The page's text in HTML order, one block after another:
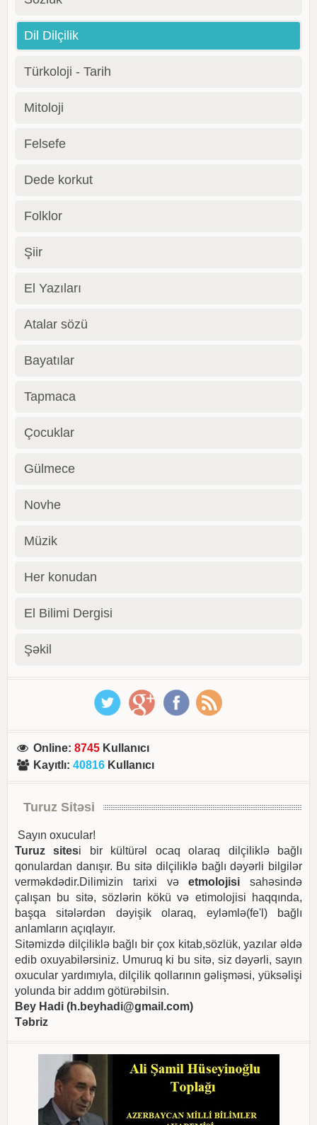
Dil Dilçilik
Türkoloji - Tarih
Mitoloji
Felsefe
Dede korkut
Folklor
Şiir
El Yazıları
Atalar sözü
Bayatılar
Tapmaca
Çocuklar
Gülmece
Novhe
Müzik
Her konudan
El Bilimi Dergisi
Şəkil
Online:8745 Kullanıcı
Kayıtlı:40816 Kullanıcı
Turuz Sitəsi
Sayın oxucular!
Turuz sitesi bir kültürəl ocaq olaraq dilçiliklə bağlı
qonulardan danışır. Bu sitə dilçiliklə bağlı dəyərli bilgilər
verməkdədir.Dilimizin tarixi vəetmolojisi sahəsində
çalışan bu sitə, sözlərin kökü və etimolojisi haqqında,
başqa sitələrdən dəyişik olaraq, eyləmlə(fe'l) bağlı
anlamların açıqlayır.
Sitəmizdə dilçiliklə bağlı bir çox kitab,sözlük, yazılar əldə
edib oxuyabilərsiniz. Umuruq ki bu sitə, siz dəyərli, sayın
oxucular yardımıyla, dilçilik qollarının gəlişməsi, yüksəlişi
yolunda bir addım götürəbilsin.
Bey Hadi (h.beyhadi@gmail.com)
Təbriz